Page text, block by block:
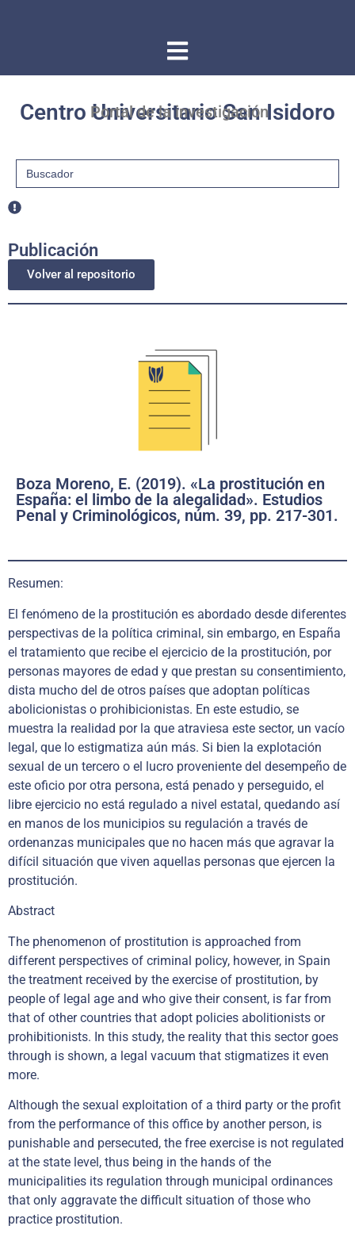
Centro Universitario San Isidoro
Portal de la investigación
Buscar:
Publicación
Volver al repositorio
Boza Moreno, E. (2019). «La prostitución en
España: el limbo de la alegalidad». Estudios
Penal y Criminológicos, núm. 39, pp. 217-301.
Resumen:
El fenómeno de la prostitución es abordado desde diferentes
perspectivas de la política criminal, sin embargo, en España
el tratamiento que recibe el ejercicio de la prostitución, por
personas mayores de edad y que prestan su consentimiento,
dista mucho del de otros países que adoptan políticas
abolicionistas o prohibicionistas. En este estudio, se
muestra la realidad por la que atraviesa este sector, un vacío
legal, que lo estigmatiza aún más. Si bien la explotación
sexual de un tercero o el lucro proveniente del desempeño de
este oficio por otra persona, está penado y perseguido, el
libre ejercicio no está regulado a nivel estatal, quedando así
en manos de los municipios su regulación a través de
ordenanzas municipales que no hacen más que agravar la
difícil situación que viven aquellas personas que ejercen la
prostitución.
Abstract
The phenomenon of prostitution is approached from
different perspectives of criminal policy, however, in Spain
the treatment received by the exercise of prostitution, by
people of legal age and who give their consent, is far from
that of other countries that adopt policies abolitionists or
prohibitionists. In this study, the reality that this sector goes
through is shown, a legal vacuum that stigmatizes it even
more.
Although the sexual exploitation of a third party or the profit
from the performance of this office by another person, is
punishable and persecuted, the free exercise is not regulated
at the state level, thus being in the hands of the
municipalities its regulation through municipal ordinances
that only aggravate the difficult situation of those who
practice prostitution.